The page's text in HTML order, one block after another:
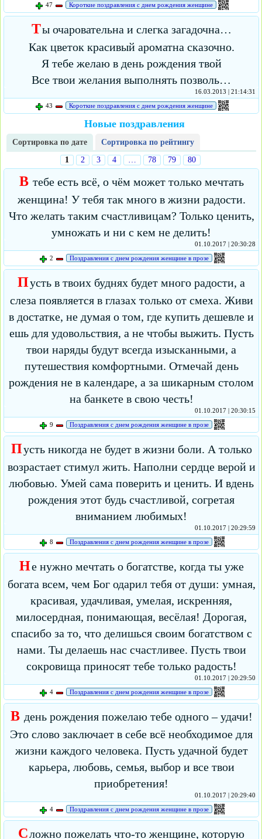
47
Короткие поздравления с днем рождения женщине
Ты очаровательна и слегка загадочна…
Как цветок красивый ароматна сказочно.
Я тебе желаю в день рождения твой
Все твои желания выполнять позволь…
16.03.2013 | 21:14:31
43
Короткие поздравления с днем рождения женщине
Новые поздравления
Сортировка по дате
Сортировка по рейтингу
1
2 3 4 … 78 79 80
В тебе есть всё, о чём может только мечтать
женщина! У тебя так много в жизни радости.
Что желать таким счастливицам? Только ценить,
умножать и ни с кем не делить!
01.10.2017 | 20:30:28
2
Поздравления с днем рождения женщине в прозе
Пусть в твоих буднях будет много радости, а
слеза появляется в глазах только от смеха. Живи
в достатке, не думая о том, где купить дешевле и
ешь для удовольствия, а не чтобы выжить. Пусть
твои наряды будут всегда изысканными, а
путешествия комфортными. Отмечай день
рождения не в календаре, а за шикарным столом
на банкете в свою честь!
01.10.2017 | 20:30:15
9
Поздравления с днем рождения женщине в прозе
Пусть никогда не будет в жизни боли. А только
возрастает стимул жить. Наполни сердце верой и
любовью. Умей сама поверить и ценить. И вдень
рождения этот будь счастливой, согретая
вниманием любимых!
01.10.2017 | 20:29:59
8
Поздравления с днем рождения женщине в прозе
Не нужно мечтать о богатстве, когда ты уже
богата всем, чем Бог одарил тебя от души: умная,
красивая, удачливая, умелая, искренняя,
милосердная, понимающая, весёлая! Дорогая,
спасибо за то, что делишься своим богатством с
нами. Ты делаешь нас счастливее. Пусть твои
сокровища приносят тебе только радость!
01.10.2017 | 20:29:50
4
Поздравления с днем рождения женщине в прозе
В день рождения пожелаю тебе одного – удачи!
Это слово заключает в себе всё необходимое для
жизни каждого человека. Пусть удачной будет
карьера, любовь, семья, выбор и все твои
приобретения!
01.10.2017 | 20:29:40
4
Поздравления с днем рождения женщине в прозе
Сложно пожелать что-то женщине, которую